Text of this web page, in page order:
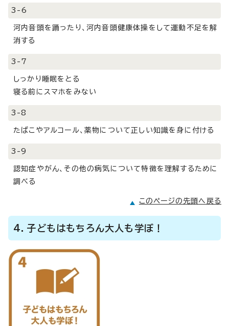
3-6
河内音頭を踊ったり、河内音頭健康体操をして運動不足を解
消する
3-7
しっかり睡眠をとる
寝る前にスマホをみない
3-8
たばこやアルコール、薬物について正しい知識を身に付ける
3-9
認知症やがん、その他の病気について特徴を理解するために
調べる
このページの先頭へ戻る
4．子どもはもちろん大人も学ぼ！